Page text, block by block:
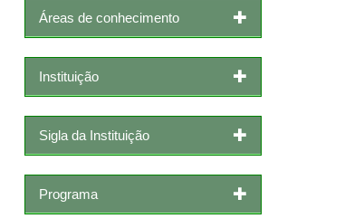
Áreas de conhecimento
Instituição
Sigla da Instituição
Programa